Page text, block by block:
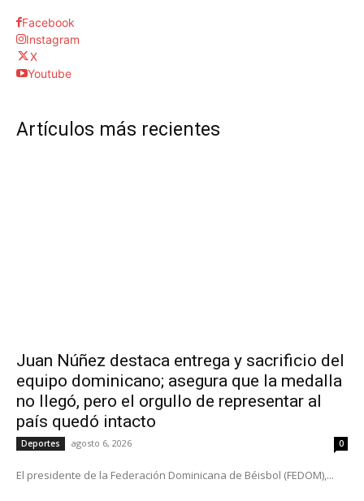
Facebook
Instagram
X
Youtube
Artículos más recientes
Juan Núñez destaca entrega y sacrificio del
equipo dominicano; asegura que la medalla
no llegó, pero el orgullo de representar al
país quedó intacto
Deportes agosto 6, 2026 0
El presidente de la Federación Dominicana de Béisbol (FEDOM),...